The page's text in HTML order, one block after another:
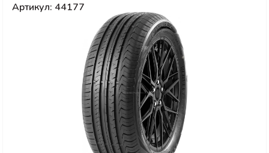
Артикул: 44177